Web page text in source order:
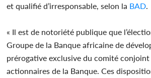
et qualifié d’irresponsable, selon la BAD
« Il est de notoriété publique que
Groupe de la Banque africaine de
prérogative exclusive du comité conjoint
actionnaires de la Banque. Ces